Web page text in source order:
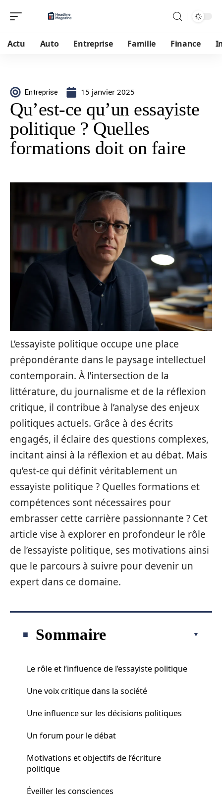
Actu Auto Entreprise Famille Finance
Entreprise 15 janvier 2025
Qu’est-ce qu’un essayiste
politique ? Quelles
formations doit on faire
L’essayiste politique occupe une place
prépondérante dans le paysage intellectuel
contemporain. À l’intersection de la
littérature, du journalisme et de la réflexion
critique, il contribue à l’analyse des enjeux
politiques actuels. Grâce à des écrits
engagés, il éclaire des questions complexes,
incitant ainsi à la réflexion et au débat. Mais
qu’est-ce qui définit véritablement un
essayiste politique ? Quelles formations et
compétences sont nécessaires pour
embrasser cette carrière passionnante ? Cet
article vise à explorer en profondeur le rôle
de l’essayiste politique, ses motivations ainsi
que le parcours à suivre pour devenir un
expert dans ce domaine.
Sommaire
Le rôle et l’influence de l’essayiste politique
Une voix critique dans la société
Une influence sur les décisions politiques
Un forum pour le débat
Motivations et objectifs de l’écriture
politique
Éveiller les consciences